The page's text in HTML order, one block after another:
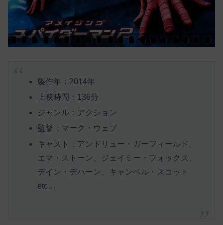
製作年：2014年
上映時間：136分
ジャンル：アクション
監督：マーク・ウェブ
キャスト：アンドリュー・ガーフィールド、
エマ・ストーン、ジェイミー・フォックス、
デイン・デハーン、キャンベル・スコット
etc…